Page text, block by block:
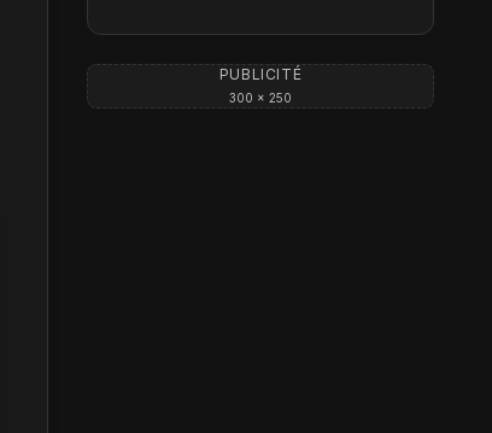
est-il une réalité ?
PUBLICITÉ
300 × 250